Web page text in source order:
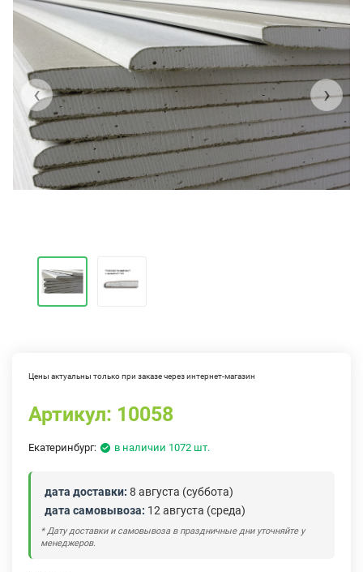
‹ ›
Цены актуальны только при заказе через интернет-магазин
Артикул: 10058
Екатеринбург: в наличии 1072 шт.
дата доставки: 8 августа (суббота)
дата самовывоза: 12 августа (среда)
* Дату доставки и самовывоза в праздничные дни уточняйте у
менеджеров.